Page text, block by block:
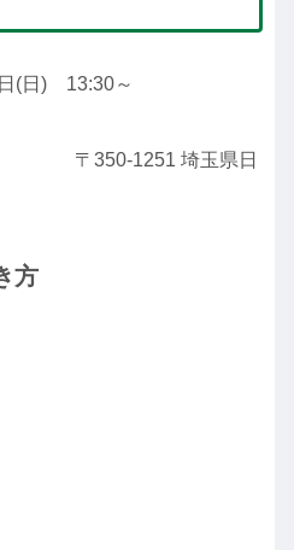
(日) 13:30～
〒350-1251 埼玉県日
方